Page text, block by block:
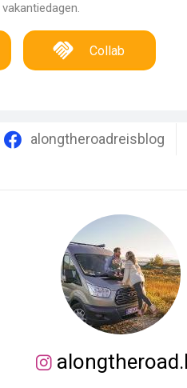
Collab
alongtheroadreisblog